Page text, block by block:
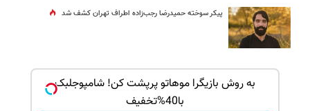
پیکر سوخته حمیدرضا رجب‌زاده اطراف تهران کشف شد
به روش بازیگرا موهاتو پرپشت کن! شامپوجلبک
با40%تخفیف